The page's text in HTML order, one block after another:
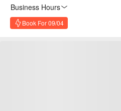
Business Hours
Book For 09/04